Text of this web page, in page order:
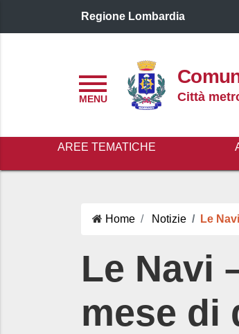
Regione Lombardia
Città
AREE TEMATICHE
Home Notizie Le
Le Navi
mese di